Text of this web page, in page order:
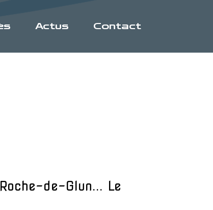
Actus Contact
de-Glun... Le